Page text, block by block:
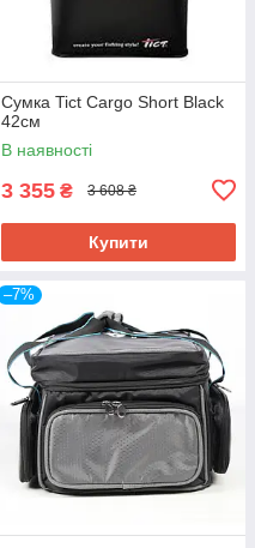
Сумка Tict Cargo Short Black
42см
В наявності
3 355 ₴ 3 608 ₴
Купити
–7%